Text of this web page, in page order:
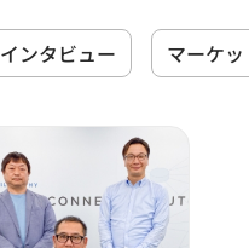
インタビュー マーケ